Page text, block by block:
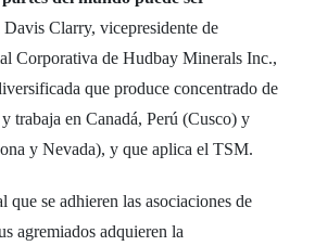
Clarry, vicepresidente de
Corporativa de Hudbay Minerals Inc.,
que produce concentrado de
trabaja en Canadá, Perú (Cusco) y
y Nevada), y que aplica el TSM.
que se adhieren las asociaciones de
agremiados adquieren la